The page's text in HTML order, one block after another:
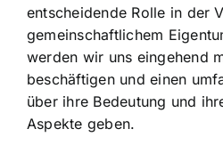
entscheidende Rolle in der
gemeinschaftlichem
werden wir uns eingehend
beschäftigen und einen
über ihre Bedeutung und
Aspekte geben.